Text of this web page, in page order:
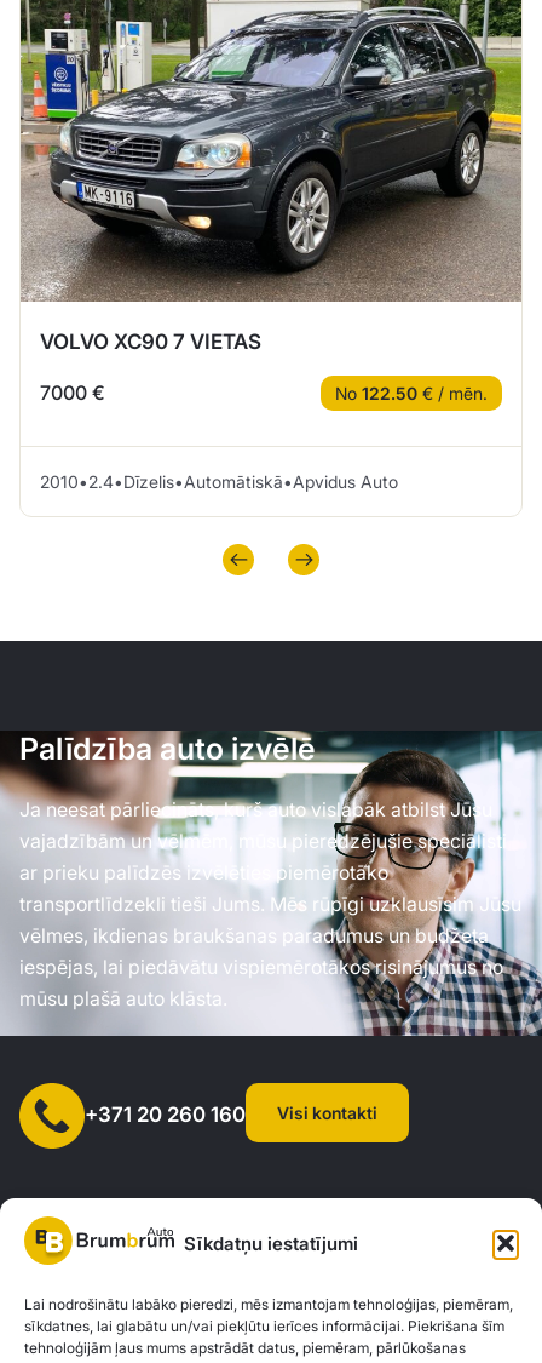
Sīkdatņu iestatījumi
Lai nodrošinātu labāko pieredzi, mēs izmantojam tehnoloģijas, piemēram,
sīkdatnes, lai glabātu un/vai piekļūtu ierīces informācijai. Piekrišana šīm
tehnoloģijām ļaus mums apstrādāt datus, piemēram, pārlūkošanas
VOLVO XC90 7 VIETAS
7000 € No 122.50 € / mēn.
2010•2.4•Dīzelis•Automātiskā•Apvidus Auto
Palīdzība auto izvēlē
Ja neesat pārliecināts, kurš auto vislabāk atbilst Jūsu
vajadzībām un vēlmēm, mūsu pieredzējušie speciālisti
ar prieku palīdzēs izvēlēties piemērotāko
transportlīdzekli tieši Jums. Mēs rūpīgi uzklausīsim Jūsu
vēlmes, ikdienas braukšanas paradumus un budžeta
iespējas, lai piedāvātu vispiemērotākos risinājumus no
mūsu plašā auto klāsta.
+371 20 260 160 Visi kontakti
SIA "AUTOCLICK", Reģ. Nr. 40203371960, Adrese: Mazjumpravas
iela 77, Rīga, LV-1063 |20260160